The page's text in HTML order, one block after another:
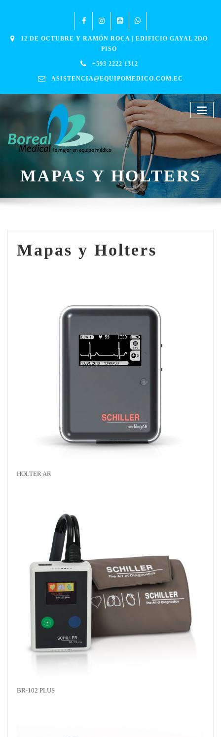
12 DE OCTUBRE Y RAMÓN ROCA | EDIFICIO GAYAL 2DO
PISO
+593 2222 1312
ASISTENCIA@EQUIPOMEDICO.COM.EC
MAPAS Y HOLTERS
Mapas y Holters
HOLTER AR
BR-102 PLUS